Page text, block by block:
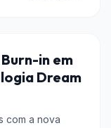
in em
Dream
com a nova